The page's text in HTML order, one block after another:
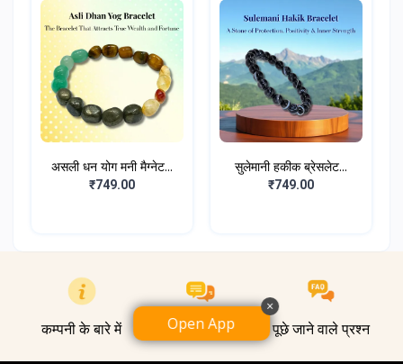
असली धन योग मनी मैग्नेट...
₹749.00
सुलेमानी हकीक ब्रेसलेट...
₹749.00
कम्पनी के बारे में हमसे संपर्क करें पूछे जाने वाले प्रश्न
Open App
×